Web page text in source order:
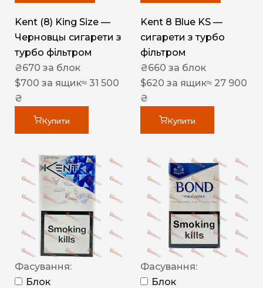
Kent (8) King Size —
Черновцы сигарети з
турбо фільтром
₴670 за блок
$700 за ящик≈ 31 500
₴
Купити
Kent 8 Blue KS —
сигарети з турбо
фільтром
₴660 за блок
$620 за ящик≈ 27 900
₴
Купити
Фасування:
Блок
Фасування:
Блок